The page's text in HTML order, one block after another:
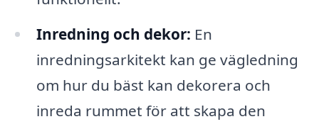
Inredning och dekor: En
inredningsarkitekt kan ge vägledning
om hur du bäst kan dekorera och
inreda rummet för att skapa den